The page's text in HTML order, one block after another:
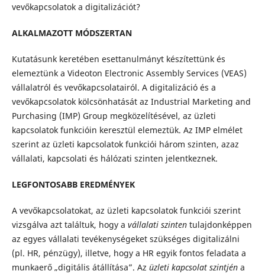
vevőkapcsolatok a digitalizációt?
ALKALMAZOTT MÓDSZERTAN
Kutatásunk keretében esettanulmányt készítettünk és
elemeztünk a Videoton Electronic Assembly Services (VEAS)
vállalatról és vevőkapcsolatairól. A digitalizáció és a
vevőkapcsolatok kölcsönhatását az Industrial Marketing and
Purchasing (IMP) Group megközelítésével, az üzleti
kapcsolatok funkcióin keresztül elemeztük. Az IMP elmélet
szerint az üzleti kapcsolatok funkciói három szinten, azaz
vállalati, kapcsolati és hálózati szinten jelentkeznek.
LEGFONTOSABB EREDMÉNYEK
A vevőkapcsolatokat, az üzleti kapcsolatok funkciói szerint
vizsgálva azt találtuk, hogy a vállalati szintentulajdonképpen
az egyes vállalati tevékenységeket szükséges digitalizálni
(pl. HR, pénzügy), illetve, hogy a HR egyik fontos feladata a
munkaerő „digitális átállítása”. Az üzleti kapcsolat szintjéna